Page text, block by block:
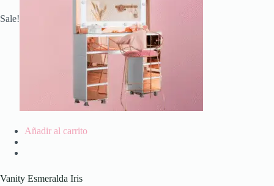
Sale!
Añadir al carrito
Vanity Esmeralda Iris